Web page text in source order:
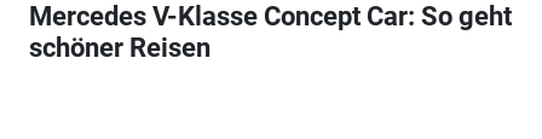
Mercedes V-Klasse Concept Car: So geht
schöner Reisen